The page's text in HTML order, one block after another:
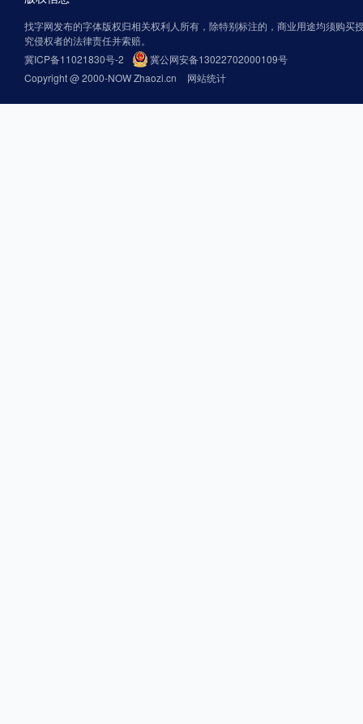
找字网发布的字体版权归相关权利人所有，除特别标注的，商业用途均须购买
究侵权者的法律责任并索赔。
冀ICP备11021830号-2
冀公网安备13022702000109号
Copyright @ 2000-NOW Zhaozi.cn
网站统计